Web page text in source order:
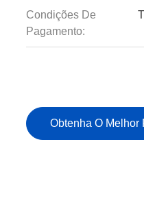
Condições De
Pagamento:
Obtenha O Melhor